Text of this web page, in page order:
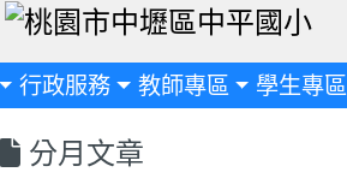
行政服務 教師專區 學生專區
分月文章